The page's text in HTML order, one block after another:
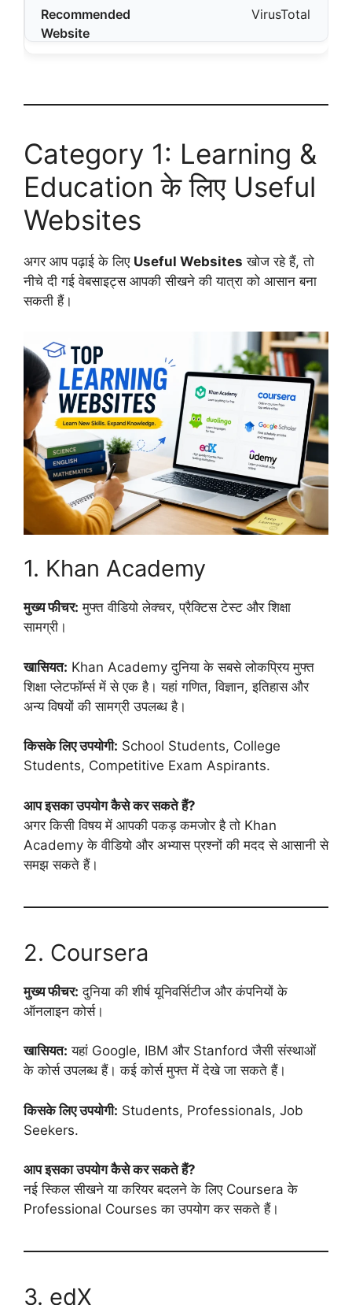
VirusTotal
Category 1: Learning &
Education के लिए Useful
Websites
अगर आप पढ़ाई के लिए Useful Websites खोज रहे हैं, तो
नीचे दी गई वेबसाइट्स आपकी सीखने की यात्रा को आसान बना
सकती हैं।
1. Khan Academy
मुख्य फीचर: मुफ्त वीडियो लेक्चर, प्रैक्टिस टेस्ट और शिक्षा
सामग्री।
खासियत: Khan Academy दुनिया के सबसे लोकप्रिय मुफ्त
शिक्षा प्लेटफॉर्म्स में से एक है। यहां गणित, विज्ञान, इतिहास और
अन्य विषयों की सामग्री उपलब्ध है।
किसके लिए उपयोगी: School Students, College
Students, Competitive Exam Aspirants.
आप इसका उपयोग कैसे कर सकते हैं?
अगर किसी विषय में आपकी पकड़ कमजोर है तो Khan
Academy के वीडियो और अभ्यास प्रश्नों की मदद से आसानी से
समझ सकते हैं।
2. Coursera
मुख्य फीचर: दुनिया की शीर्ष यूनिवर्सिटीज और कंपनियों के
ऑनलाइन कोर्स।
खासियत: यहां Google, IBM और Stanford जैसी संस्थाओं
के कोर्स उपलब्ध हैं। कई कोर्स मुफ्त में देखे जा सकते हैं।
किसके लिए उपयोगी: Students, Professionals, Job
Seekers.
आप इसका उपयोग कैसे कर सकते हैं?
नई स्किल सीखने या करियर बदलने के लिए Coursera के
Professional Courses का उपयोग कर सकते हैं।
3. edX